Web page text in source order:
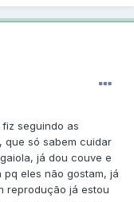
seguindo as
que só sabem cuidar
já dou couve e
eles não gostam, já
reprodução já estou